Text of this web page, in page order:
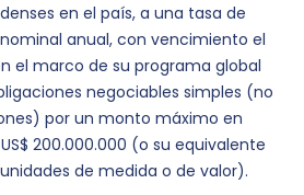
en el país, a una tasa de
anual, con vencimiento el
el marco de su programa global
negociables simples (no
por un monto máximo en
200.000.000 (o su equivalente
de medida o de valor).